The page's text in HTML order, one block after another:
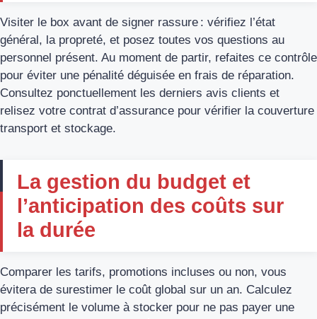
Visiter le box avant de signer rassure : vérifiez l’état
général, la propreté, et posez toutes vos questions au
personnel présent. Au moment de partir, refaites ce contrôle
pour éviter une pénalité déguisée en frais de réparation.
Consultez ponctuellement les derniers avis clients et
relisez votre contrat d’assurance pour vérifier la couverture
transport et stockage.
La gestion du budget et
l’anticipation des coûts sur
la durée
Comparer les tarifs, promotions incluses ou non, vous
évitera de surestimer le coût global sur un an. Calculez
précisément le volume à stocker pour ne pas payer une